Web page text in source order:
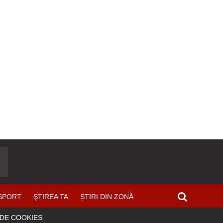
ŞTIREA TA ȘTIRI DIN ZONĂ
COOKIES